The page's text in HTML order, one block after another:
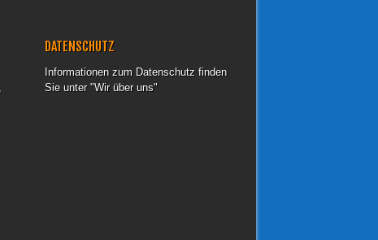
DATENSCHUTZ
Informationen zum Datenschutz finden
Sie unter "Wir über uns"